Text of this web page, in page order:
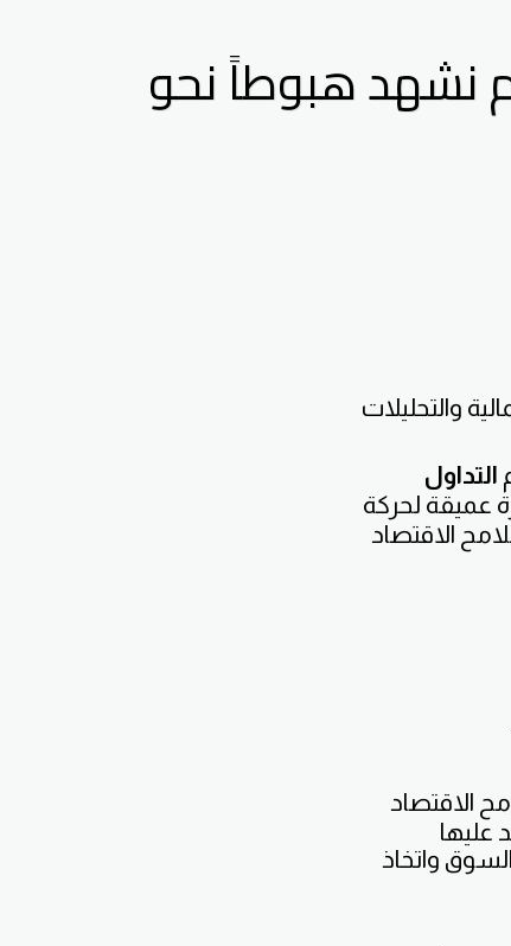
نشهد هبوطاً نحو
والتحليلات
التداول
عميقة لحركة
الاقتصاد
الاقتصاد
عليها
واتخاذ